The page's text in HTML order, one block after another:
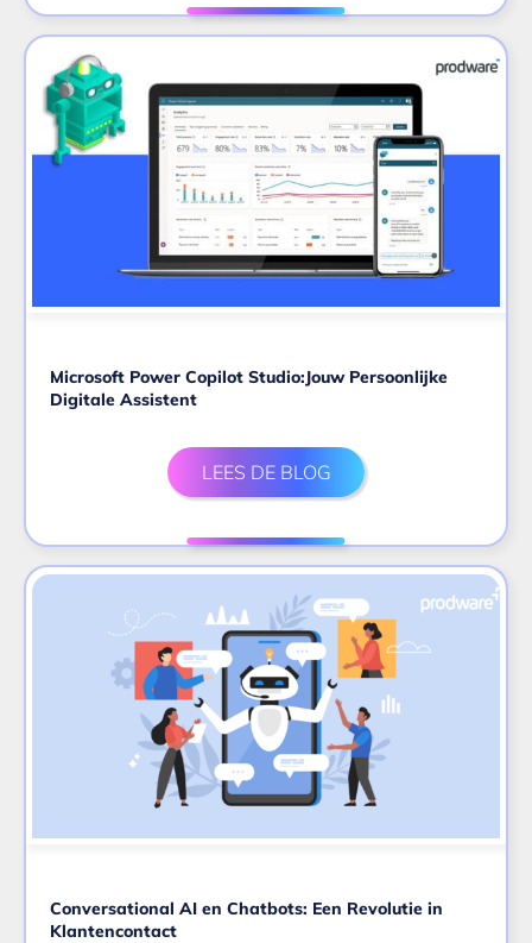
Microsoft Power Copilot Studio:Jouw Persoonlijke
Digitale Assistent
LEES DE BLOG
Conversational AI en Chatbots: Een Revolutie in
Klantencontact